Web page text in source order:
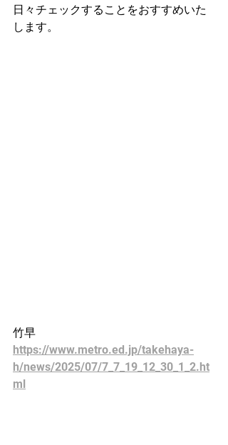
日々チェックすることをおすすめいた
します。
竹早
https://www.metro.ed.jp/takehaya-
h/news/2025/07/7_7_19_12_30_1_2.ht
ml